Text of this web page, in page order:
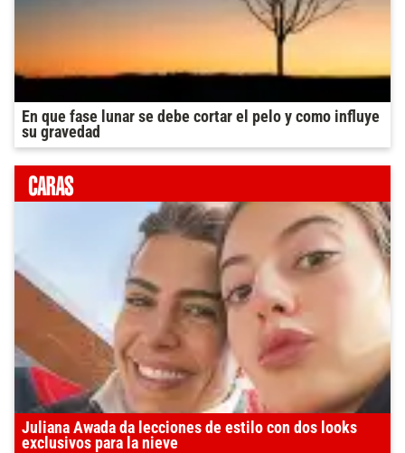
En que fase lunar se debe cortar el pelo y como influye
su gravedad
Juliana Awada da lecciones de estilo con dos looks
exclusivos para la nieve